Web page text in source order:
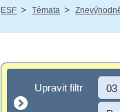
ESF / Témata /
Upravit filtr
Upravit filtr 03